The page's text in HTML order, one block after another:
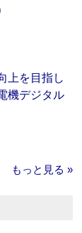
上を目指し
機デジタル
もっと見る »